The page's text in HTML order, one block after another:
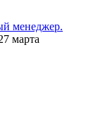
менеджер.
марта